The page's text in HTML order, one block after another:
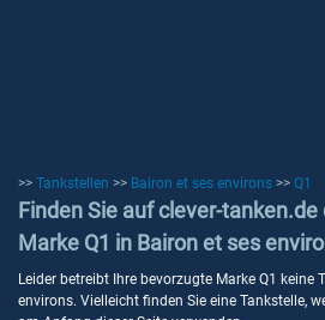
>> Tankstellen >> Bairon et ses environs >> Q1
Finden Sie auf clever-
Marke Q1 in Bairon et ses
Leider betreibt Ihre bevorzugte Marke Q1 keine
environs. Vielleicht finden Sie eine Tankstelle,